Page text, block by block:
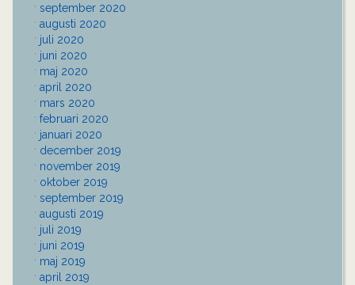
september 2020
augusti 2020
juli 2020
juni 2020
maj 2020
april 2020
mars 2020
februari 2020
januari 2020
december 2019
november 2019
oktober 2019
september 2019
augusti 2019
juli 2019
juni 2019
maj 2019
april 2019